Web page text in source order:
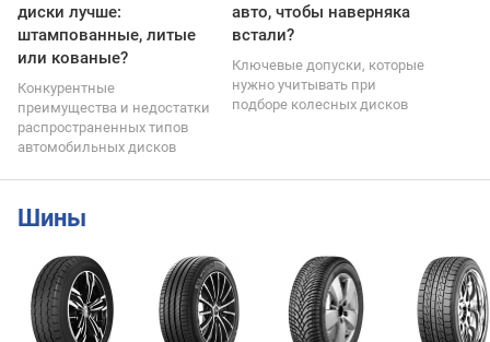
диски лучше:
штампованные, литые
или кованые?
Конкурентные
преимущества и недостатки
распространенных типов
автомобильных дисков
авто, чтобы наверняка
встали?
Ключевые допуски, которые
нужно учитывать при
подборе колесных дисков
Шины